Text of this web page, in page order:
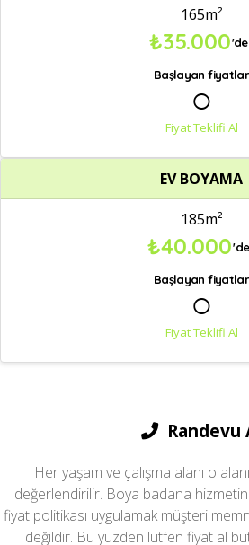
165m²
₺35.000
Başlayan fiyatlar
○
Fiyat Teklifi Al
EV BOYAMA
185m²
₺40.000
Başlayan fiyatlar
○
Fiyat Teklifi Al
Randevu
Her yaşam ve çalışma alanı o
değerlendirilir. Boya badana
fiyat politikası uygulamak müşteri
değildir. Bu yüzden lütfen fiyat al